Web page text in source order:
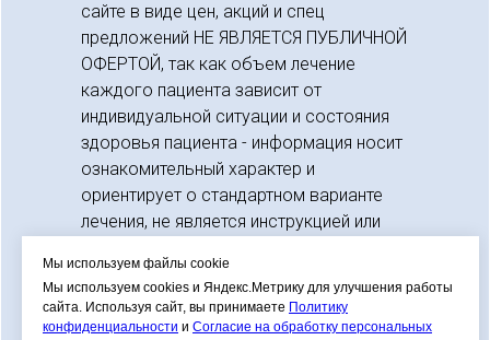
сайте в виде цен, акций и спец
предложений НЕ ЯВЛЯЕТСЯ ПУБЛИЧНОЙ
ОФЕРТОЙ, так как объем лечение
каждого пациента зависит от
индивидуальной ситуации и состояния
здоровья пациента - информация носит
ознакомительный характер и
ориентирует о стандартном варианте
лечения, не является инструкцией или
чем использовать представленную на
сайте информацию - требуется очная
консультация с лечащим врачом, во
Мы используем файлы cookie
Мы используем cookies и Яндекс.Метрику для улучшения работы
сайта. Используя сайт, вы принимаете Политику
конфиденциальности и Согласие на обработку персональных